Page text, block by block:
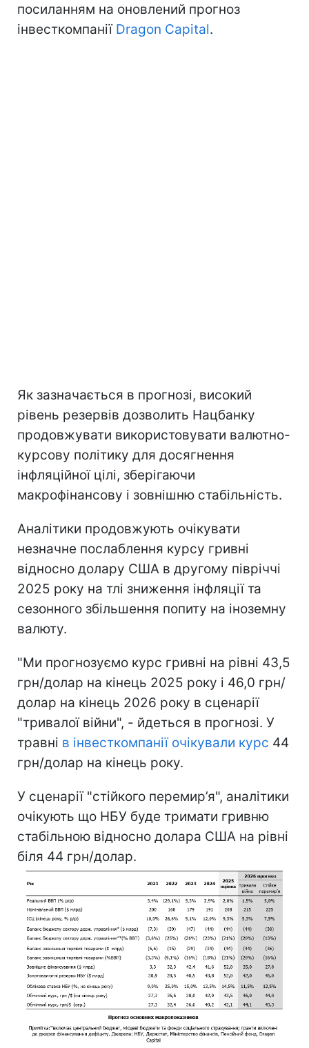
посиланням на оновлений прогноз
інвесткомпанії Dragon Capital.
Як зазначається в прогнозі, високий
рівень резервів дозволить Нацбанку
продовжувати використовувати валютно-
курсову політику для досягнення
інфляційної цілі, зберігаючи
макрофінансову і зовнішню стабільність.
Аналітики продовжують очікувати
незначне послаблення курсу гривні
відносно долару США в другому півріччі
2025 року на тлі зниження інфляції та
сезонного збільшення попиту на іноземну
валюту.
"Ми прогнозуємо курс гривні на рівні 43,5
грн/долар на кінець 2025 року і 46,0 грн/
долар на кінець 2026 року в сценарії
"тривалої війни", - йдеться в прогнозі. У
травні в інвесткомпанії очікували курс 44
грн/долар на кінець року.
У сценарії "стійкого перемир’я", аналітики
очікують що НБУ буде тримати гривню
стабільною відносно долара США на рівні
біля 44 грн/долар.